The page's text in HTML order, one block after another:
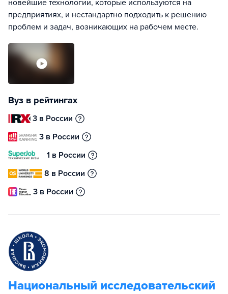
новейшие технологии, которые используются на
предприятиях, и нестандартно подходить к решению
проблем и задач, возникающих на рабочем месте.
Вуз в рейтингах
3 в России
3 в России
1 в России
8 в России
3 в России
Национальный исследовательский